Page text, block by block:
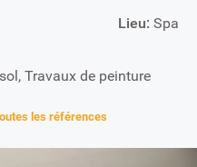
Lieu: Spa
, Travaux de peinture
les références